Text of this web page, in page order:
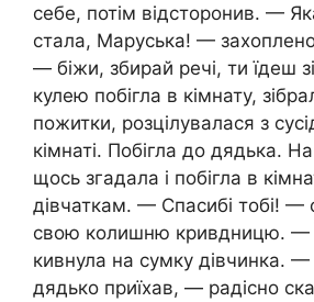
себе, потім відсторонив. —
стала, Маруська! —
— біжи, збирай речі, ти їдеш
кулею побігла в кімнату,
пожитки, розцілувалася з
кімнаті. Побігла до дядька. На
щось згадала і побігла в
дівчаткам. — Спасибі тобі! —
свою колишню кривдницю. —
кивнула на сумку дівчинка.
дядько приїхав, — радісно